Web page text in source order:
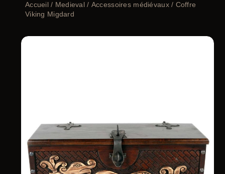
Accueil/ Medieval / Accessoires médiévaux/ Coffre
Viking Migdard